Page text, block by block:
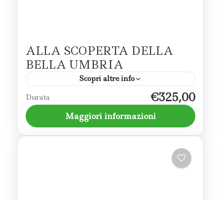
ALLA SCOPERTA DELLA
BELLA UMBRIA
Scopri altre info
Un tour nella bella Umbria che prevede la
scoperta dei borghi della Valle Umbra,
attraverso l'arte, i musei e l'enogastronomia.
Durata €325,00
Maggiori informazioni